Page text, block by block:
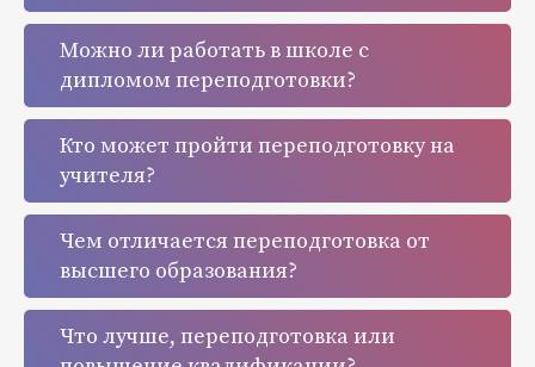
Можно ли работать в школе с
дипломом переподготовки?
Кто может пройти переподготовку на
учителя?
Чем отличается переподготовка от
высшего образования?
Что лучше, переподготовка или